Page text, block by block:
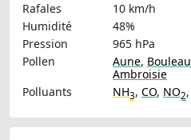
Rafales
10 km/h
Humidité
48%
Pression
965 hPa
Pollen
Aune, Bouleau
Ambroisie
Polluants
NH3, CO, NO2,